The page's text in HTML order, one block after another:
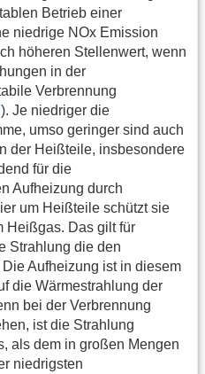
Betrieb einer
niedrige NOx Emission
höheren Stellenwert, wenn
in der
Verbrennung
). Je niedriger die
umso geringer sind auch
der Heißteile, insbesondere
für die
Aufheizung durch
um Heißteile schützt sie
Heißgas. Das gilt für
Strahlung die den
Aufheizung ist in diesem
die Wärmestrahlung der
bei der Verbrennung
ist die Strahlung
als dem in großen Mengen
niedrigsten